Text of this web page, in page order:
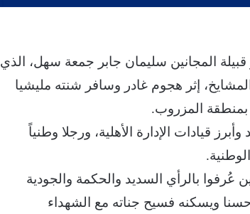
قبيلة المجانين سليمان جابر جمعة سهل، الذي
إثر هجوم غادر وسافر شنته مليشيا
بمنطقة المزروب.
قيادات الإدارة الأهلية، ورجلا وطنياً
عُرفوا بالرأي السديد والحكمة والجودية
حسنا ويسكنه فسيح جناته مع الشهداء